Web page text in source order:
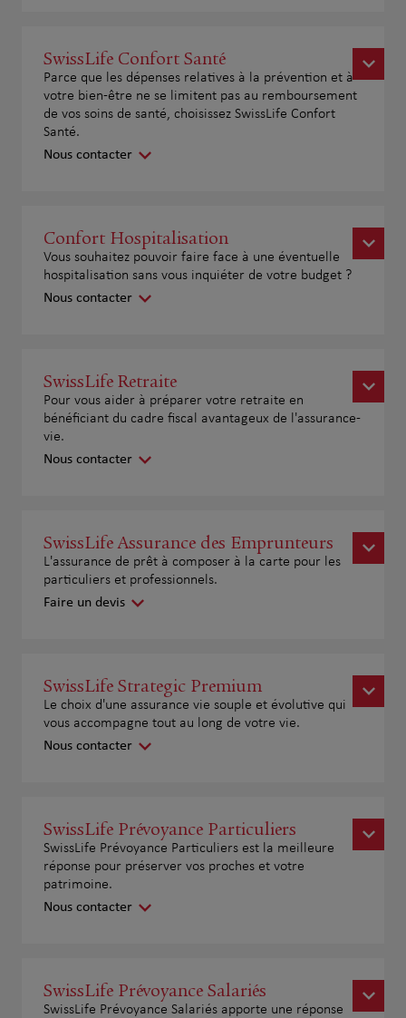
SwissLife Confort Santé
Parce que les dépenses relatives à la prévention et à
votre bien-être ne se limitent pas au remboursement
de vos soins de santé, choisissez SwissLife Confort
Santé.
Nous contacter
Confort Hospitalisation
Vous souhaitez pouvoir faire face à une éventuelle
hospitalisation sans vous inquiéter de votre budget ?
Nous contacter
SwissLife Retraite
Pour vous aider à préparer votre retraite en
bénéficiant du cadre fiscal avantageux de l'assurance-
vie.
Nous contacter
SwissLife Assurance des Emprunteurs
L'assurance de prêt à composer à la carte pour les
particuliers et professionnels.
Faire un devis
SwissLife Strategic Premium
Le choix d'une assurance vie souple et évolutive qui
vous accompagne tout au long de votre vie.
Nous contacter
SwissLife Prévoyance Particuliers
SwissLife Prévoyance Particuliers est la meilleure
réponse pour préserver vos proches et votre
patrimoine.
Nous contacter
SwissLife Prévoyance Salariés
SwissLife Prévoyance Salariés apporte une réponse